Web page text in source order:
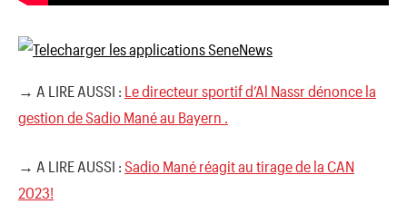
→ A LIRE AUSSI : Le directeur sportif d’Al Nassr dénonce la
gestion de Sadio Mané au Bayern .
→ A LIRE AUSSI : Sadio Mané réagit au tirage de la CAN
2023!